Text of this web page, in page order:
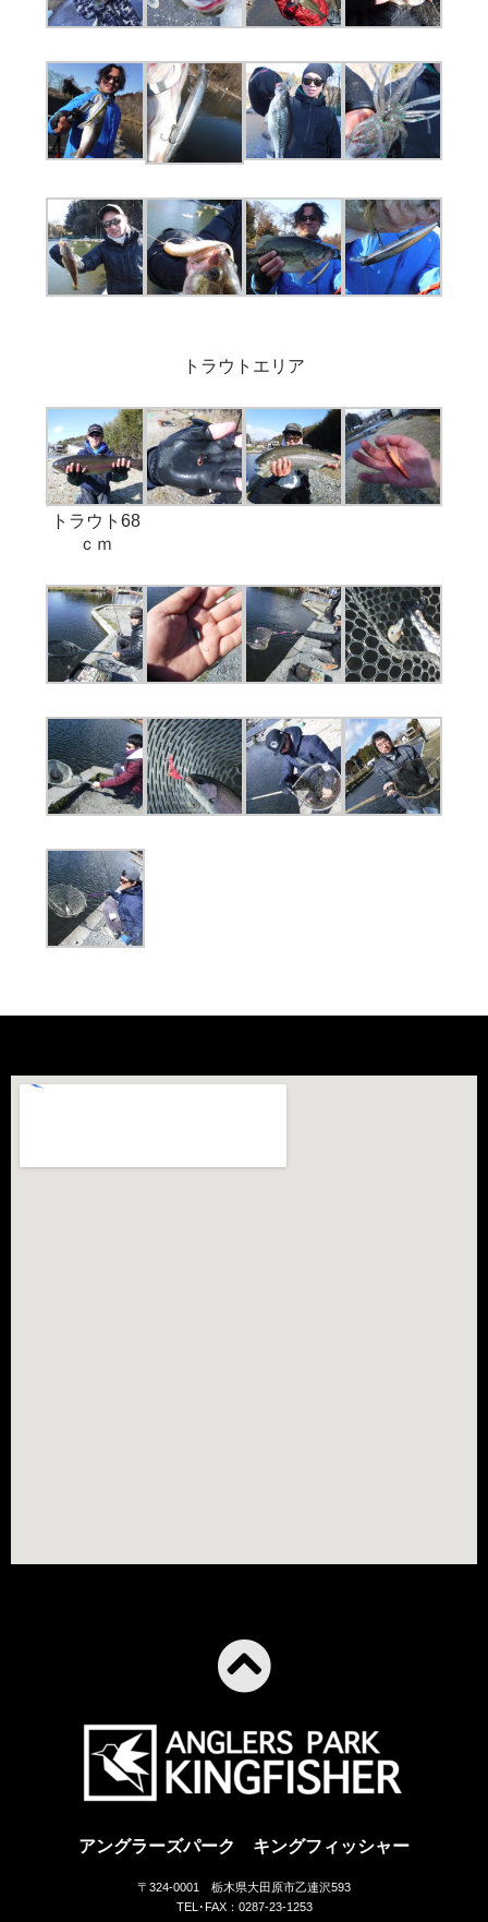
トラウトエリア
トラウト68
ｃｍ
アングラーズパーク キングフィッシャー
〒324-0001 栃木県大田原市乙連沢593
TEL･FAX：0287-23-1253